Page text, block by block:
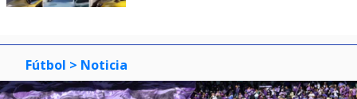
Fútbol > Noticia